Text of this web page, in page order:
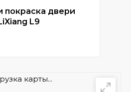
покраска двери
L9
карты...